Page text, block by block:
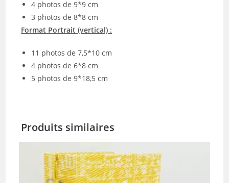
4 photos de 9*9 cm
3 photos de 8*8 cm
Format Portrait (vertical) :
11 photos de 7,5*10 cm
4 photos de 6*8 cm
5 photos de 9*18,5 cm
Produits similaires